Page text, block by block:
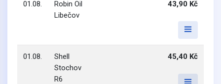
01.08.
Robin Oil
Libečov
43,90 Kč
01.08.
Shell
Stochov
R6
45,40 Kč